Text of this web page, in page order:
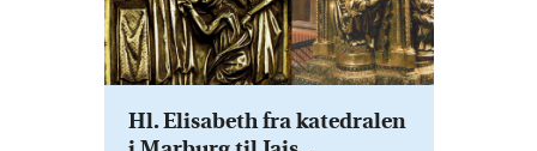
Hl. Elisabeth fra katedralen